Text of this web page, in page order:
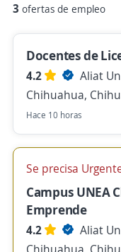
3 ofertas de empleo
Docentes de
4.2
Aliat
Chihuahua,
Hace 10 horas
Se precisa
Campus UNEA
Emprende
4.2
Aliat